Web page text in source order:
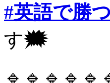
#英語で勝つ
す🗯